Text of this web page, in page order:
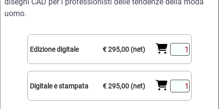
disegni CAD per i professionisti delle tendenze della moda
uomo.
Edizione digitale € 295,00 (net)
Digitale e stampata € 295,00 (net)